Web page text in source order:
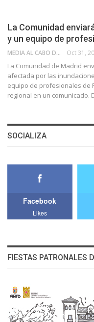
La Comunidad
y un equipo de
MEDIA AL CABO DE LA CALLE Oct 31,
La Comunidad de Madrid
afectada por las
equipo de profesionales de
regional en un comunicado.
SOCIALIZA
Facebook
Likes
FIESTAS PATRONALES